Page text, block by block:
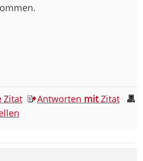
Zitat Antworten mitZitat